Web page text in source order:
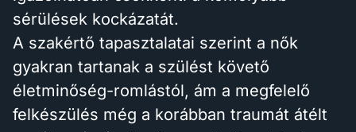
sérülések kockázatát.
A szakértő tapasztalatai szerint a nők
gyakran tartanak a szülést követő
életminőség-romlástól, ám a megfelelő
felkészülés még a korábban traumát átélt